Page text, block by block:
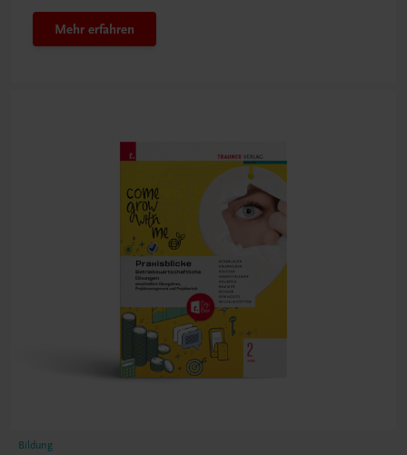
Mehr erfahren
Bildung